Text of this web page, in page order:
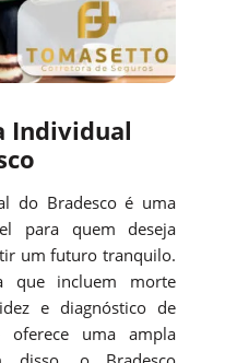
Individual
do Bradesco é uma
para quem deseja
um futuro tranquilo.
que incluem morte
e diagnóstico de
oferece uma ampla